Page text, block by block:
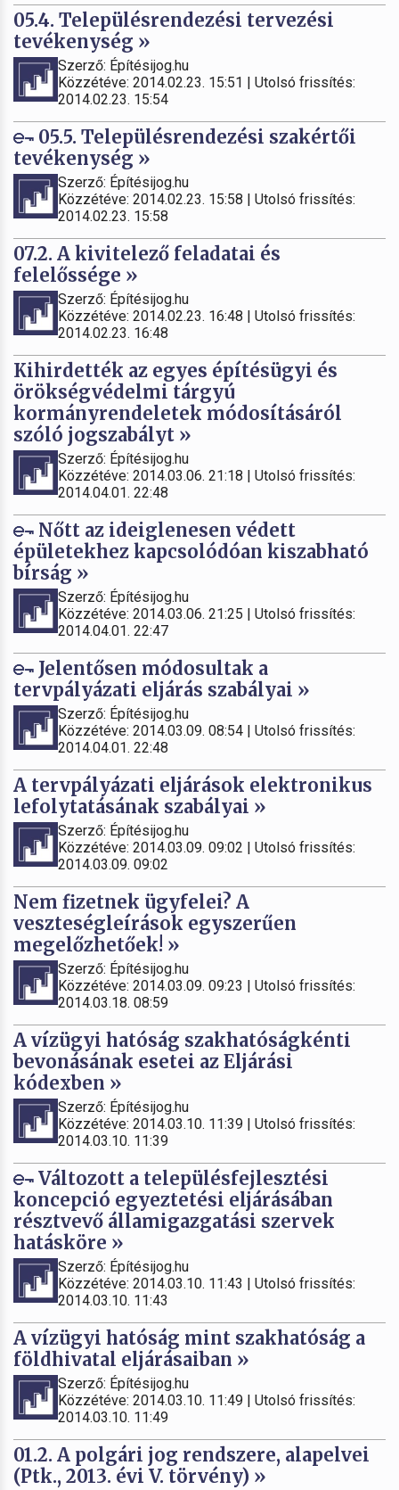
05.4. Településrendezési tervezési
tevékenység »
Szerző: Építésijog.hu
Közzétéve: 2014.02.23. 15:51 | Utolsó frissítés:
2014.02.23. 15:54
05.5. Településrendezési szakértői
tevékenység »
Szerző: Építésijog.hu
Közzétéve: 2014.02.23. 15:58 | Utolsó frissítés:
2014.02.23. 15:58
07.2. A kivitelező feladatai és
felelőssége »
Szerző: Építésijog.hu
Közzétéve: 2014.02.23. 16:48 | Utolsó frissítés:
2014.02.23. 16:48
Kihirdették az egyes építésügyi és
örökségvédelmi tárgyú
kormányrendeletek módosításáról
szóló jogszabályt »
Szerző: Építésijog.hu
Közzétéve: 2014.03.06. 21:18 | Utolsó frissítés:
2014.04.01. 22:48
Nőtt az ideiglenesen védett
épületekhez kapcsolódóan kiszabható
bírság »
Szerző: Építésijog.hu
Közzétéve: 2014.03.06. 21:25 | Utolsó frissítés:
2014.04.01. 22:47
Jelentősen módosultak a
tervpályázati eljárás szabályai »
Szerző: Építésijog.hu
Közzétéve: 2014.03.09. 08:54 | Utolsó frissítés:
2014.04.01. 22:48
A tervpályázati eljárások elektronikus
lefolytatásának szabályai »
Szerző: Építésijog.hu
Közzétéve: 2014.03.09. 09:02 | Utolsó frissítés:
2014.03.09. 09:02
Nem fizetnek ügyfelei? A
veszteségleírások egyszerűen
megelőzhetőek! »
Szerző: Építésijog.hu
Közzétéve: 2014.03.09. 09:23 | Utolsó frissítés:
2014.03.18. 08:59
A vízügyi hatóság szakhatóságkénti
bevonásának esetei az Eljárási
kódexben »
Szerző: Építésijog.hu
Közzétéve: 2014.03.10. 11:39 | Utolsó frissítés:
2014.03.10. 11:39
Változott a településfejlesztési
koncepció egyeztetési eljárásában
résztvevő államigazgatási szervek
hatásköre »
Szerző: Építésijog.hu
Közzétéve: 2014.03.10. 11:43 | Utolsó frissítés:
2014.03.10. 11:43
A vízügyi hatóság mint szakhatóság a
földhivatal eljárásaiban »
Szerző: Építésijog.hu
Közzétéve: 2014.03.10. 11:49 | Utolsó frissítés:
2014.03.10. 11:49
01.2. A polgári jog rendszere, alapelvei
(Ptk., 2013. évi V. törvény) »